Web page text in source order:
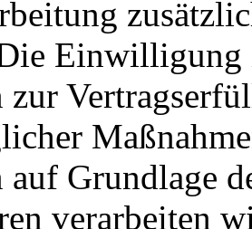
Einwilligung
zur
auf Grundlage
verarbeiten